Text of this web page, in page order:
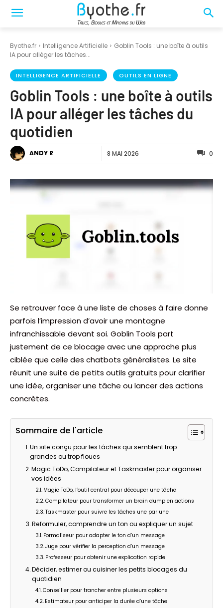
Byothe.fr Intelligence Artificielle
Goblin Tools : une boîte à outils
IA pour alléger les tâches...
INTELLIGENCE ARTIFICIELLE OUTILS EN LIGNE
Goblin Tools : une boîte à outils
IA pour alléger les tâches du
quotidien
ANDY R 8 MAI 2026 0
Se retrouver face à une liste de choses à faire donne
parfois l’impression d’avoir une montagne
infranchissable devant soi. Goblin Tools part
justement de ce blocage avec une approche plus
ciblée que celle des chatbots généralistes. Le site
réunit une suite de petits outils gratuits pour clarifier
une idée, organiser une tâche ou lancer des actions
concrètes.
Sommaire de l'article
Un site conçu pour les tâches qui semblent trop
grandes ou trop floues
Magic ToDo, Compilateur et Taskmaster pour organiser
vos idées
Magic ToDo, l’outil central pour découper une tâche
Compilateur pour transformer un brain dump en actions
Taskmaster pour suivre les tâches une par une
Reformuler, comprendre un ton ou expliquer un sujet
Formaliseur pour adapter le ton d’un message
Juge pour vérifier la perception d’un message
Professeur pour obtenir une explication rapide
Décider, estimer ou cuisiner les petits blocages du
quotidien
Conseiller pour trancher entre plusieurs options
Estimateur pour anticiper la durée d’une tâche